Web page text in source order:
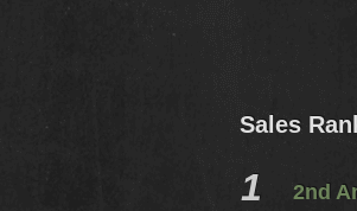
Sales
2nd